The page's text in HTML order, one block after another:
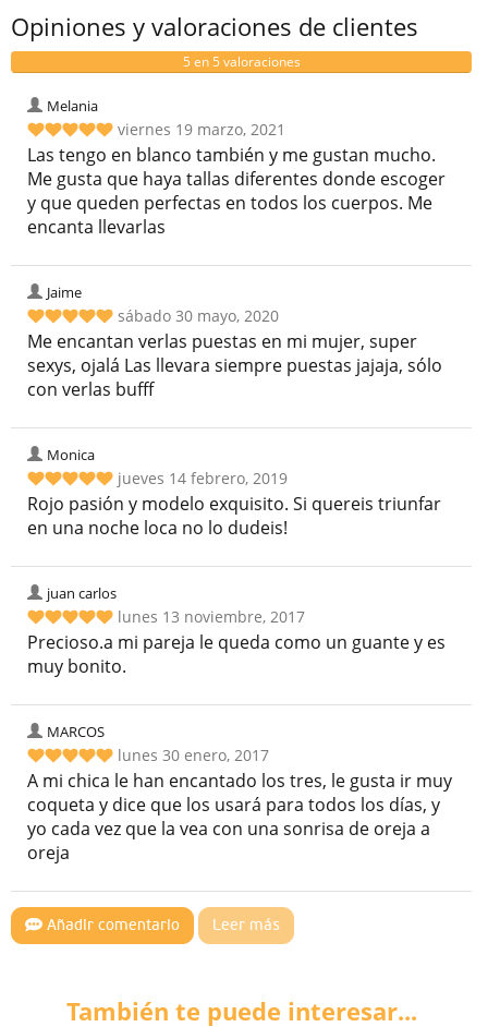
Opiniones y valoraciones de clientes
5 en 5 valoraciones
Melania
viernes 19 marzo, 2021
Las tengo en blanco también y me gustan mucho.
Me gusta que haya tallas diferentes donde escoger
y que queden perfectas en todos los cuerpos. Me
encanta llevarlas
Jaime
sábado 30 mayo, 2020
Me encantan verlas puestas en mi mujer, super
sexys, ojalá Las llevara siempre puestas jajaja, sólo
con verlas bufff
Monica
jueves 14 febrero, 2019
Rojo pasión y modelo exquisito. Si quereis triunfar
en una noche loca no lo dudeis!
juan carlos
lunes 13 noviembre, 2017
Precioso.a mi pareja le queda como un guante y es
muy bonito.
MARCOS
lunes 30 enero, 2017
A mi chica le han encantado los tres, le gusta ir muy
coqueta y dice que los usará para todos los días, y
yo cada vez que la vea con una sonrisa de oreja a
oreja
Añadir comentario Leer más
También te puede interesar...